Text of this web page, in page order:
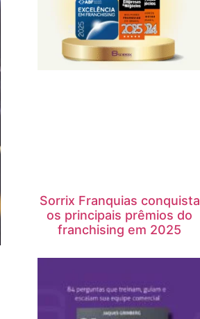
Sorrix Franquias conquista
os principais prêmios do
franchising em 2025